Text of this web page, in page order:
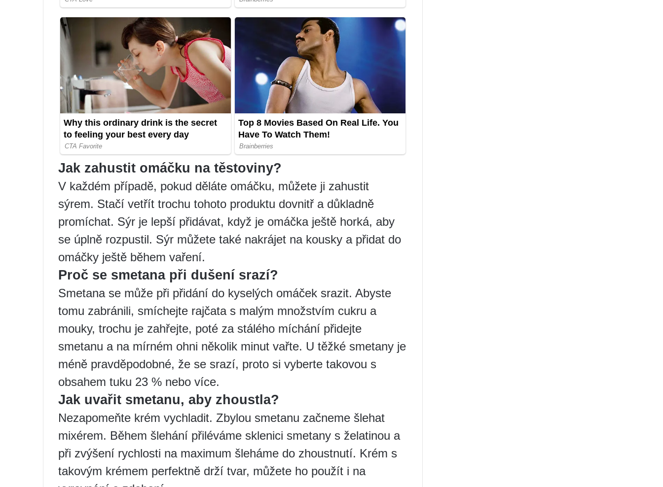
Jak zahustit omáčku na těstoviny?
V každém případě, pokud děláte omáčku, můžete ji zahustit
sýrem. Stačí vetřít trochu tohoto produktu dovnitř a důkladně
promíchat. Sýr je lepší přidávat, když je omáčka ještě horká, aby
se úplně rozpustil. Sýr můžete také nakrájet na kousky a přidat do
omáčky ještě během vaření.
Proč se smetana při dušení srazí?
Smetana se může při přidání do kyselých omáček srazit. Abyste
tomu zabránili, smíchejte rajčata s malým množstvím cukru a
mouky, trochu je zahřejte, poté za stálého míchání přidejte
smetanu a na mírném ohni několik minut vařte. U těžké smetany je
méně pravděpodobné, že se srazí, proto si vyberte takovou s
obsahem tuku 23 % nebo více.
Jak uvařit smetanu, aby zhoustla?
Nezapomeňte krém vychladit. Zbylou smetanu začneme šlehat
mixérem. Během šlehání přiléváme sklenici smetany s želatinou a
při zvýšení rychlosti na maximum šleháme do zhoustnutí. Krém s
takovým krémem perfektně drží tvar, můžete ho použít i na